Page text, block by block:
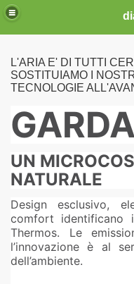
L'ARIA E' DI TUTTI
SOSTITUIAMO I
TECNOLOGIE
UN
NATURALE
Design esclusivo,
comfort
Thermos. Le
l’innovazione è al
dell’ambiente.
THERMOS